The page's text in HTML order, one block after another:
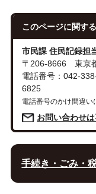
このページに関する
市民課 住民記録担
〒206-8666 東京
電話番号：042-
6825
電話番号のかけ間違い
お問い合わせ
手続き・ごみ・